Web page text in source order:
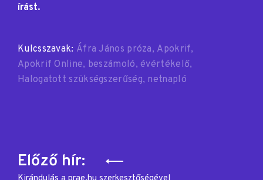
írást.
Kulcsszavak: Áfra János próza Apokrif
Apokrif Online beszámoló évértékelő
Halogatott szükségszerűség netnapló
Bejegyzés
Előző hír: